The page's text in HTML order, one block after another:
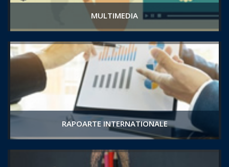
MULTIMEDIA
RAPOARTE INTERNATIONALE